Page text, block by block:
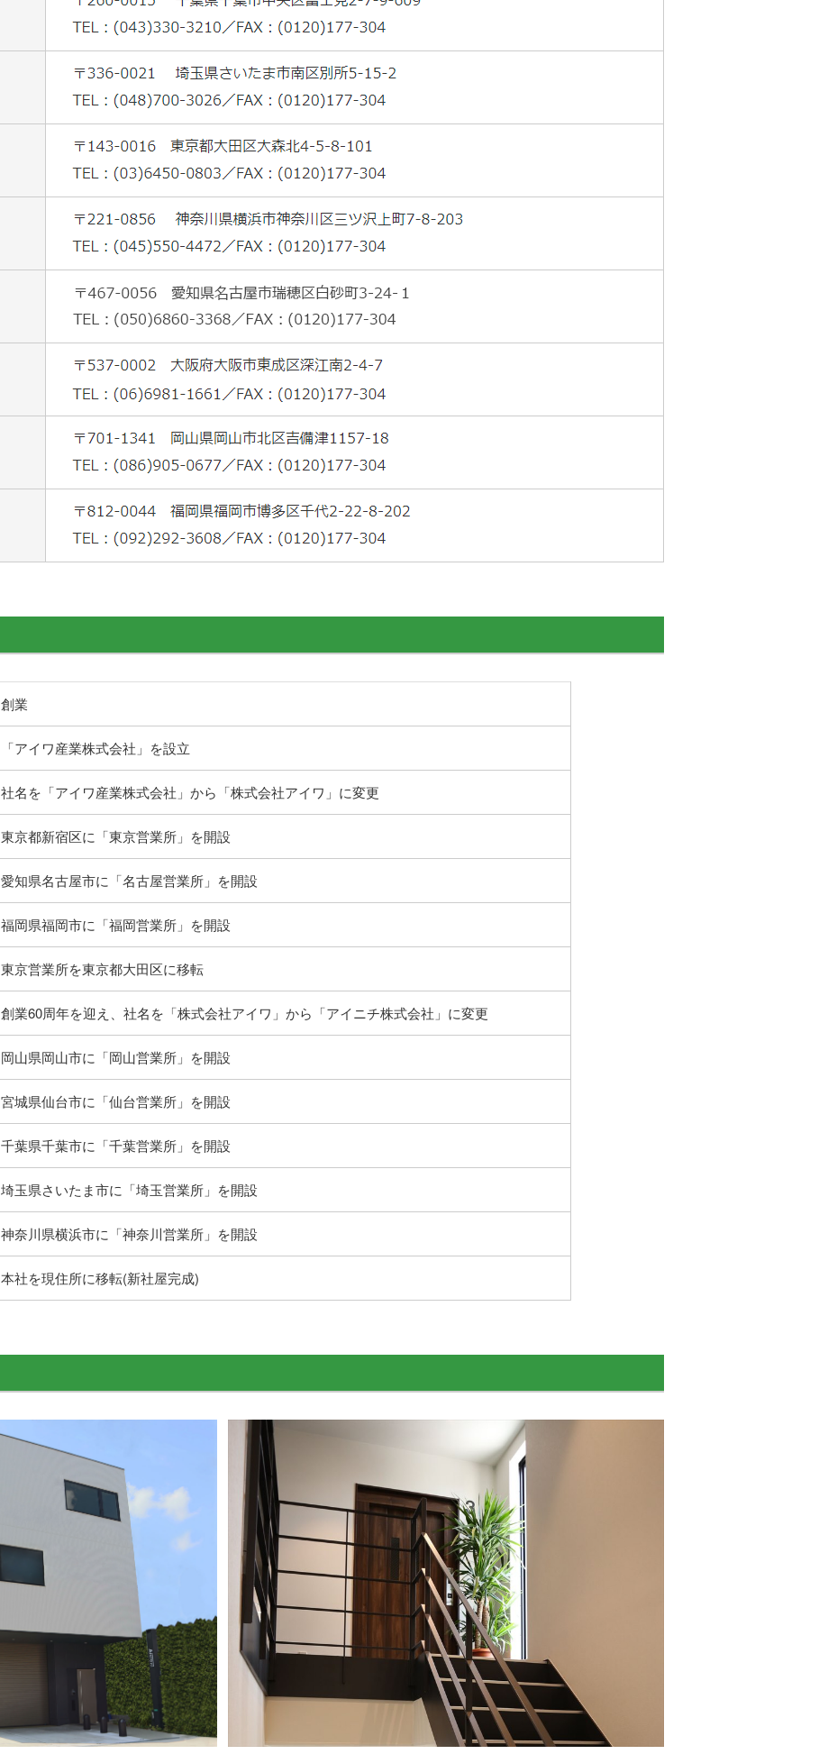
創業
「アイワ産業株式会社」を設立
社名を「アイワ産業株式会社」から「株式会社アイワ」に変更
東京都新宿区に「東京営業所」を開設
愛知県名古屋市に「名古屋営業所」を開設
福岡県福岡市に「福岡営業所」を開設
東京営業所を東京都大田区に移転
創業60周年を迎え、社名を「株式会社アイワ」から「アイニチ株式会社」に変更
岡山県岡山市に「岡山営業所」を開設
宮城県仙台市に「仙台営業所」を開設
千葉県千葉市に「千葉営業所」を開設
埼玉県さいたま市に「埼玉営業所」を開設
神奈川県横浜市に「神奈川営業所」を開設
本社を現住所に移転(新社屋完成)